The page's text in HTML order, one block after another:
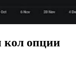
кол опции